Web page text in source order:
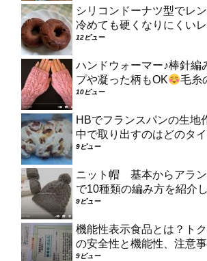
シリコンドーナツ型でレ
冷めても硬くなりにくい
12ビュー
ハンドウォーマー♪棒針編
プや凝った柄もOK
毛糸
10ビュー
HBでフランスパンの生
中で取り出すのはどのタ
9ビュー
ニット帽 基本からアラ
で10種類の編み方を紹介
9ビュー
機能性表示食品とは？ト
の安全性と機能性、注意
9ビュー